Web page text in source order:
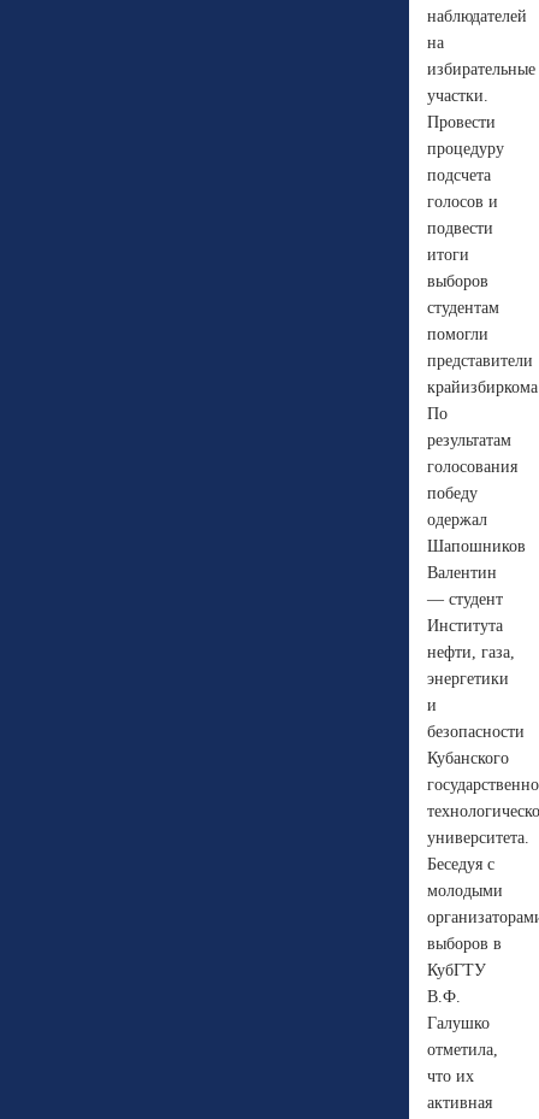
наблюдателей
на
избирательные
участки.
Провести
процедуру
подсчета
голосов и
подвести
итоги
выборов
студентам
помогли
представители
По
результатам
голосования
победу
одержал
Шапошников
Валентин
— студент
Института
нефти, газа,
энергетики
и
безопасности
Кубанского
университета.
Беседуя с
молодыми
выборов в
КубГТУ
В.Ф.
Галушко
отметила,
что их
активная